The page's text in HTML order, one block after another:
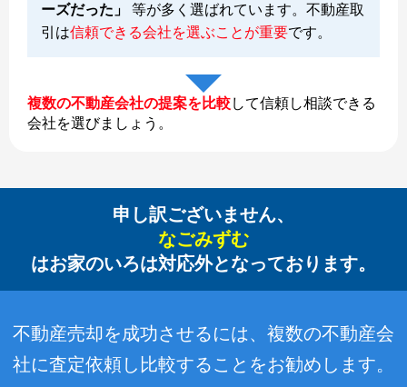
ーズだった」 等が多く選ばれています。不動産取
引は信頼できる会社を選ぶことが重要です。
複数の不動産会社の提案を比較して信頼し相談できる
会社を選びましょう。
申し訳ございません、
なごみずむ
はお家のいろは対応外となっております。
不動産売却を成功させるには、複数の不動産会
社に査定依頼し比較することをお勧めします。